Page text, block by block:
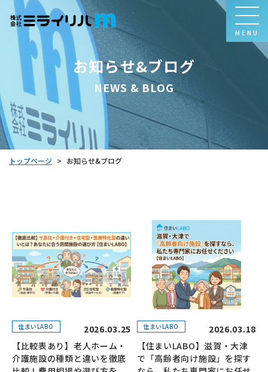
MENU
お知らせ&ブログ
NEWS & BLOG
トップページ > お知らせ&ブログ
住まいLABO 2026.03.25
【比較表あり】老人ホーム・
介護施設の種類と違いを徹底
住まいLABO 2026.03.18
【住まいLABO】滋賀・大津
で「高齢者向け施設」を探す